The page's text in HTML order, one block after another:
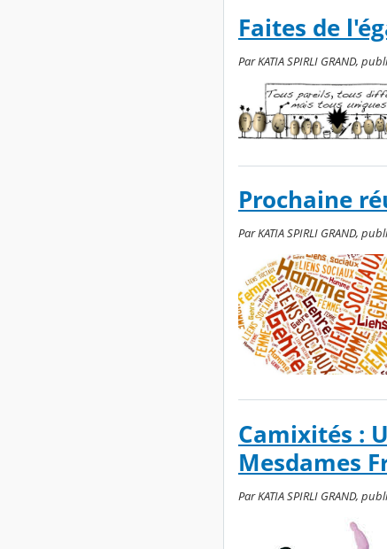
Faites de
Par KATIA SPIRLI GRAND,
Prochaine
Par KATIA SPIRLI GRAND,
Camixités :
Mesdames
Par KATIA SPIRLI GRAND,